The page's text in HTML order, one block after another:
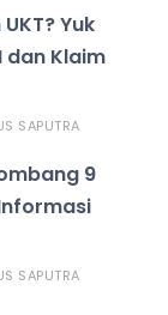
Yuk
dan Klaim
SAPUTRA
9
SAPUTRA